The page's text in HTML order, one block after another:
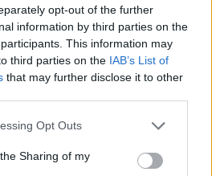
opt-out of the further
information by third parties on the
This information may
third parties on the IAB’s List of
that may further disclose it to other
app uses one or more Google
usage behaviour. You may click to
and its third-party tags to
Opt Outs
Sharing of my